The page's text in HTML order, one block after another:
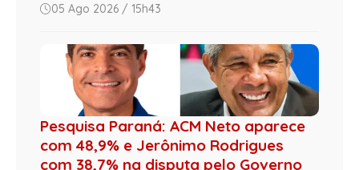
05 Ago 2026 / 15h43
Pesquisa Paraná: ACM Neto aparece
com 48,9% e Jerônimo Rodrigues
com 38,7% na disputa pelo Governo